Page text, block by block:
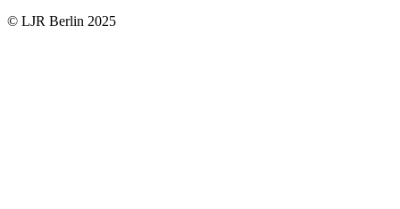
© LJR Berlin 2025